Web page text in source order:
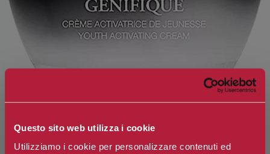
Questo sito web utilizza i cookie
Utilizziamo i cookie per personalizzare contenuti ed